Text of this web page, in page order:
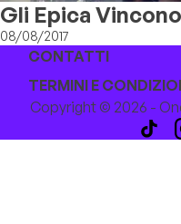
Gli Epica
Contest"
08/08/2017
CONTATTI
TERMINI E
Copyright © 2026 -